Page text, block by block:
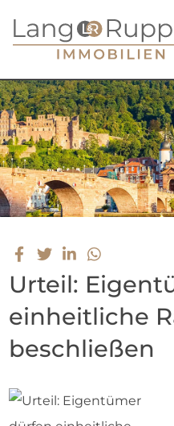
Urteil:
einheitliche
beschließen